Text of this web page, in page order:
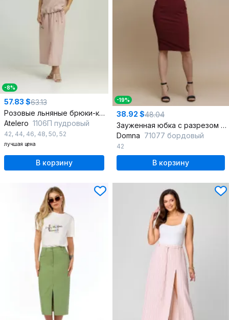
-8%
57.83 $63.13
Розовые льняные брюки-карандаш и топ с глубоким вырезом
Atelero 1106П пудровый
42, 44, 46, 48, 50, 52
лучшая цена
В корзину
-19%
38.92 $48.04
Зауженная юбка с разрезом из вискозы для делового стиля
Domna 71077 бордовый
42
В корзину